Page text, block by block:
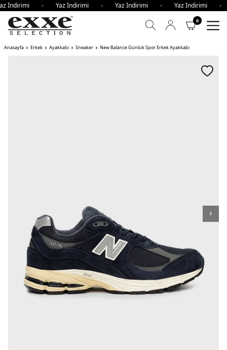
- Yaz İndirimi - Yaz İndirimi - Yaz İndirimi
0
Anasayfa Erkek Ayakkabı Sneaker New Balance Günlük Spor Erkek Ayakkabı